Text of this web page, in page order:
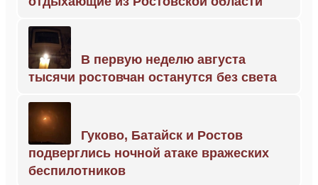
В первую неделю августа
тысячи ростовчан останутся без света
Гуково, Батайск и Ростов
подверглись ночной атаке вражеских
беспилотников